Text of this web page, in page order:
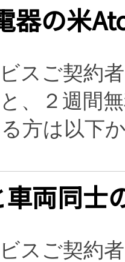
器の米
スご契約
、２週間
方は以下
両同士
スご契約